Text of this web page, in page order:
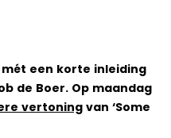
mét een korte inleiding
de Boer. Op maandag
vertoning van ‘Some